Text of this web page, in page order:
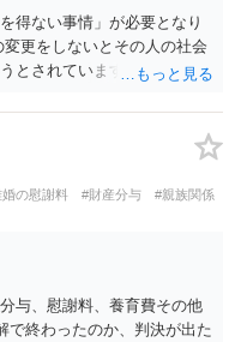
得ない事情」が必要となり
更をしないとその人の社会
とされています。 中国の苗
せんので，氏の変更を認め
婚の慰謝料 #財産分与 #親族関係
与、慰謝料、養育費その他
で終わったのか、判決が出た